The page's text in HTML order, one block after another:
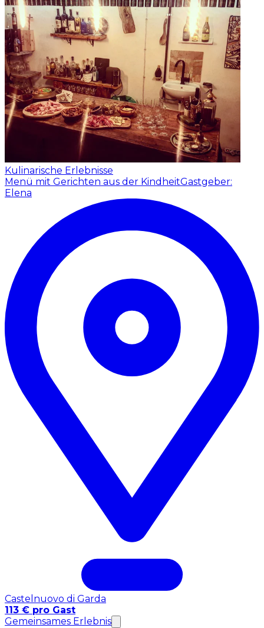
Kulinarische Erlebnisse
Menü mit Gerichten aus der KindheitGastgeber:
Elena
Castelnuovo di Garda
113 € pro Gast
Gemeinsames Erlebnis